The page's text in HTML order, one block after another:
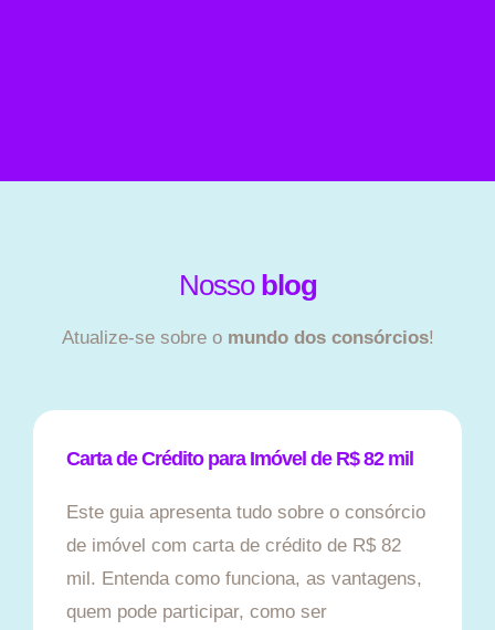
Nosso blog
Atualize-se sobre o mundo dos consórcios!
Carta de Crédito para Imóvel de R$ 82 mil
Este guia apresenta tudo sobre o consórcio
de imóvel com carta de crédito de R$ 82
mil. Entenda como funciona, as vantagens,
quem pode participar, como ser